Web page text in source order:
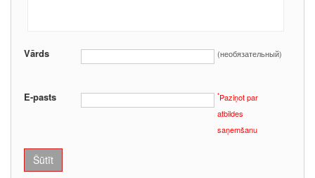
Vārds (необязательный)
E-pasts *Paziņot par
atbildes
saņemšanu
Šūtīt